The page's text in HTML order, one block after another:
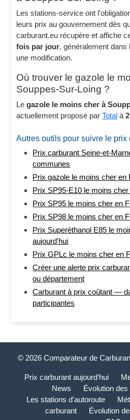
Les stations-service ont
leurs prix au gouvernement dès
carburant.eu récupère et affiche
fois par jour, généralement
une modification.
Où trouver le gazole le
Souppes-Sur-Loing ?
Legazole le moins cher à
actuellement proposé parTotal à
Autres outils pour suivre le prix
Prix carburant Seine-et-
communes
Prix gazole le moins cher en
Prix SP95-E10 le moins
Prix SP95 le moins cher en
Prix SP98 le moins cher en
Prix Superéthanol E85 le
aujourd'hui
Prix GPLc le moins cher en
Créer une alerte prix
ou département
Carburant à prix coûtant —
participantes
© 2026 Comparateur de
Prix carburant aujourd’hui
News
Évolution
Les stations d'autoroute
carburant
Évolution